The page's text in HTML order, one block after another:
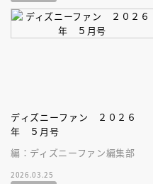
ディズニーファン ２０２６
年 ５月号
編：ディズニーファン編集部
2026.03.25